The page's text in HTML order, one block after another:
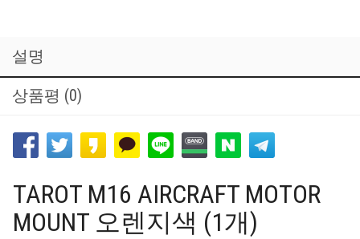
설명
상품평 (0)
TAROT M16 AIRCRAFT MOTOR
MOUNT 오렌지색 (1개)